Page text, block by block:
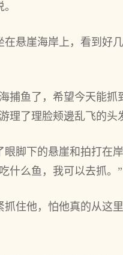
在悬崖海岸上，看‌到好‌
捕鱼了，希望今天能抓
理了理脸颊邊乱飞的头
眼‌脚下‌的悬崖和拍打在
什么鱼，我可‌以去‌抓。”
抓住他，怕他真的从这